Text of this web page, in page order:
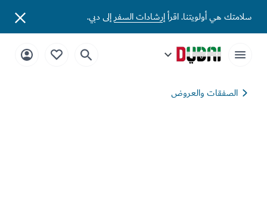
سلامتك هي أولويتنا. اقرأإرشادات السفرإلى دبي.
الصفقات والعروض